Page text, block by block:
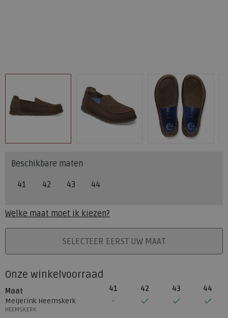
Beschikbare maten
41 42 43 44
Welke maat moet ik kiezen?
PLAATS IN WINKELMANDSELECTEER EERST UW MAAT
Onze winkelvoorraad
Maat 41 42 43
44
Meijerink Heemskerk
HEEMSKERK